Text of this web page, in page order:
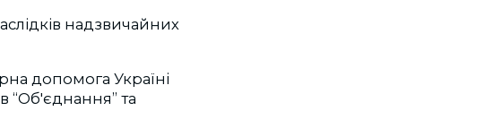
надзвичайних
допомога Україні
“Об'єднання” та